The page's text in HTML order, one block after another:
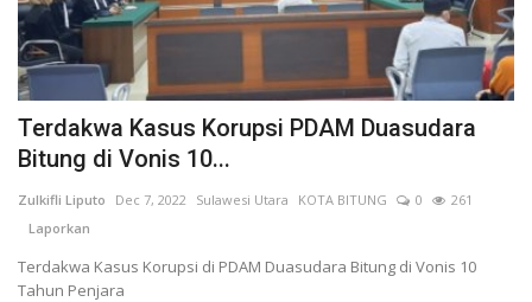
Warkop Digital
Pelanggaran
Ketertiban
Keamanan
Kejahatan
Terdakwa Kasus Korupsi PDAM Duasudara
Bitung di Vonis 10...
Zulkifli Liputo Dec 7, 2022 Sulawesi Utara KOTA BITUNG 0
261
Laporkan
Terdakwa Kasus Korupsi di PDAM Duasudara Bitung di Vonis 10
Tahun Penjara